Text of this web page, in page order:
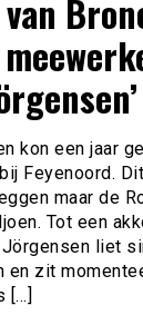
van
kon een jaar
Feyenoord.
maar de
Tot een
liet
en zit
[…]